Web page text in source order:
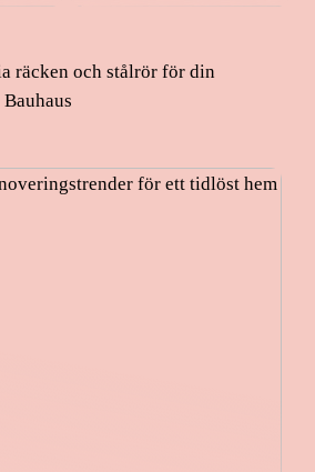
räcken och stålrör för din